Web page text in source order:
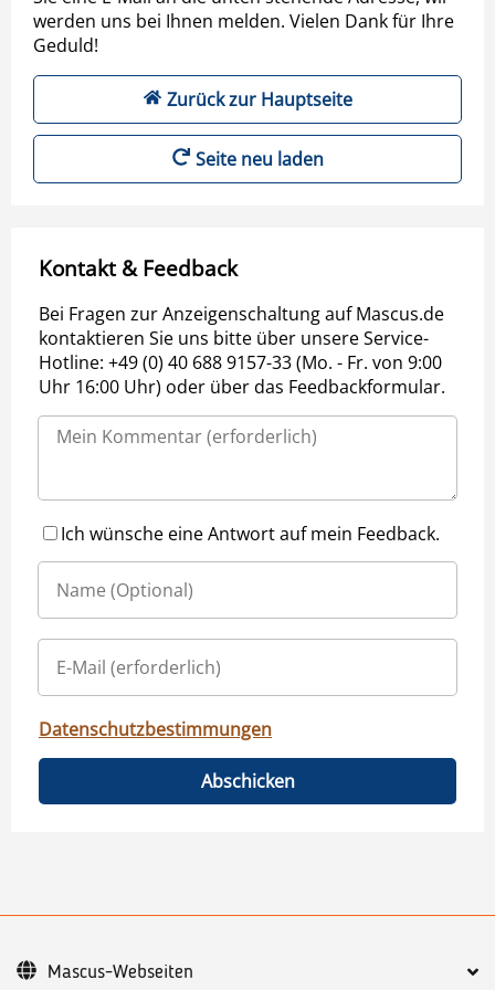
werden uns bei Ihnen melden. Vielen Dank für Ihre
Geduld!
Zurück zur Hauptseite
Seite neu laden
Kontakt & Feedback
Bei Fragen zur Anzeigenschaltung auf Mascus.de
kontaktieren Sie uns bitte über unsere Service-
Hotline: +49 (0) 40 688 9157-33 (Mo. - Fr. von 9:00
Uhr 16:00 Uhr) oder über das Feedbackformular.
Ich wünsche eine Antwort auf mein Feedback.
Datenschutzbestimmungen
Abschicken
Mascus-Webseiten